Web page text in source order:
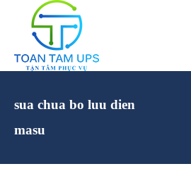
sua chua bo luu dien
masu